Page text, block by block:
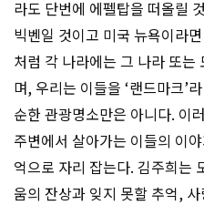
라도 단번에 에펠탑을 떠올릴
빅벤일 것이고 미국 뉴욕이라
처럼 각 나라에는 그 나라 또는
며, 우리는 이들을 ‘랜드마크’
순한 관광명소만은 아니다. 이
주변에서 살아가는 이들의 이
억으로 자리 잡는다. 김주희는
움의 잔상과 잊지 못할 추억,